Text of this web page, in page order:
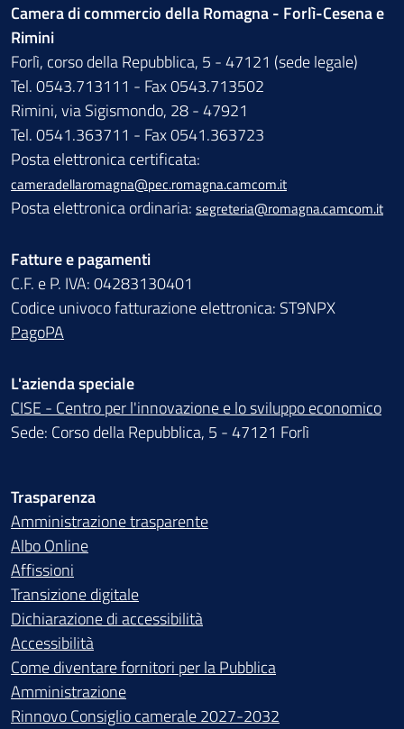
Camera di commercio della Romagna - Forlì-Cesena e
Rimini
Forlì, corso della Repubblica, 5 - 47121 (sede legale)
Tel. 0543.713111 - Fax 0543.713502
Rimini, via Sigismondo, 28 - 47921
Tel. 0541.363711 - Fax 0541.363723
Posta elettronica certificata:
cameradellaromagna@pec.romagna.camcom.it
Posta elettronica ordinaria: segreteria@romagna.camcom.it
Fatture e pagamenti
C.F. e P. IVA: 04283130401
Codice univoco fatturazione elettronica: ST9NPX
PagoPA
L'azienda speciale
CISE - Centro per l'innovazione e lo sviluppo economico
Sede: Corso della Repubblica, 5 - 47121 Forlì
Trasparenza
Amministrazione trasparente
Albo Online
Affissioni
Transizione digitale
Dichiarazione di accessibilità
Accessibilità
Come diventare fornitori per la Pubblica
Amministrazione
Rinnovo Consiglio camerale 2027-2032